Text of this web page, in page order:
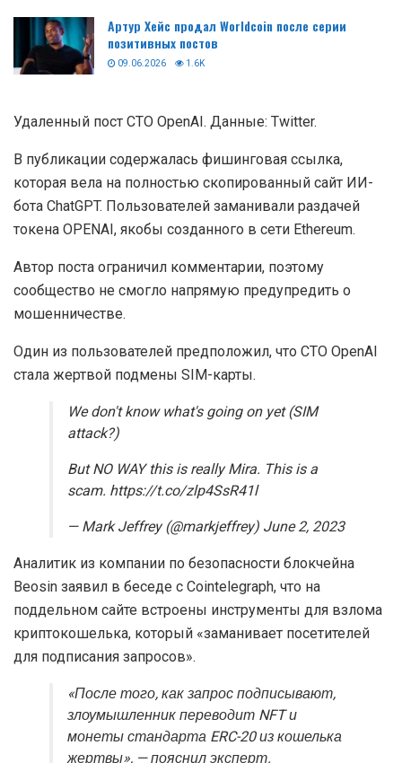
Артур Хейс продал Worldcoin после серии
позитивных постов
09.06.2026 1.6K
Удаленный пост CTO OpenAI. Данные: Twitter.
В публикации содержалась фишинговая ссылка,
которая вела на полностью скопированный сайт ИИ-
бота ChatGPT. Пользователей заманивали раздачей
токена OPENAI, якобы созданного в сети Ethereum.
Автор поста ограничил комментарии, поэтому
сообщество не смогло напрямую предупредить о
мошенничестве.
Один из пользователей предположил, что CTO OpenAI
стала жертвой подмены SIM-карты.
We don't know what's going on yet (SIM
attack?)
But NO WAY this is really Mira. This is a
scam. https://t.co/zlp4SsR41l
— Mark Jeffrey (@markjeffrey) June 2, 2023
Аналитик из компании по безопасности блокчейна
Beosin заявил в беседе с Cointelegraph, что на
поддельном сайте встроены инструменты для взлома
криптокошелька, который «заманивает посетителей
для подписания запросов».
«После того, как запрос подписывают,
злоумышленник переводит NFT и
монеты стандарта ERC-20 из кошелька
жертвы», — пояснил эксперт.